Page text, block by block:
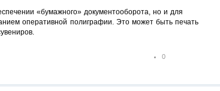
«бумажного» документооборота, но и для
оперативной полиграфии. Это может быть печать
0
3